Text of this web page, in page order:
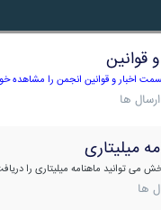
اخبار و قوانین انجمن را مشاهده
ها
میلیتاری
توانید ماهنامه میلیتاری را دریافت